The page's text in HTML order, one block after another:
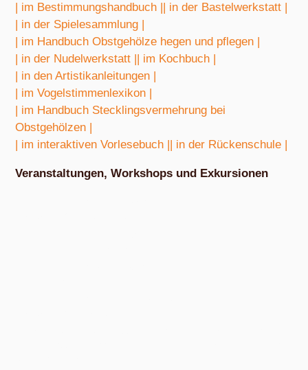
| im Bestimmungshandbuch || in der Bastelwerkstatt |
| in der Spielesammlung |
| im Handbuch Obstgehölze hegen und pflegen |
| in der Nudelwerkstatt || im Kochbuch |
| in den Artistikanleitungen |
| im Vogelstimmenlexikon |
| im Handbuch Stecklingsvermehrung bei
Obstgehölzen |
| im interaktiven Vorlesebuch || in der Rückenschule |
Veranstaltungen, Workshops und Exkursionen